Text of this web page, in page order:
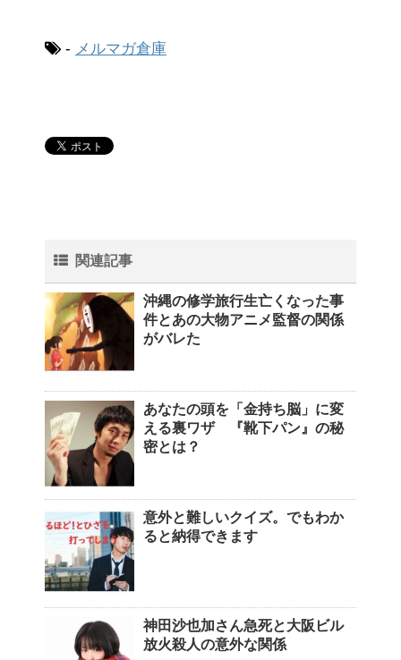
- メルマガ倉庫
関連記事
沖縄の修学旅行生亡くなった事
件とあの大物アニメ監督の関係
がバレた
あなたの頭を「金持ち脳」に変
える裏ワザ 『靴下パン』の秘
密とは？
意外と難しいクイズ。でもわか
ると納得できます
神田沙也加さん急死と大阪ビル
放火殺人の意外な関係